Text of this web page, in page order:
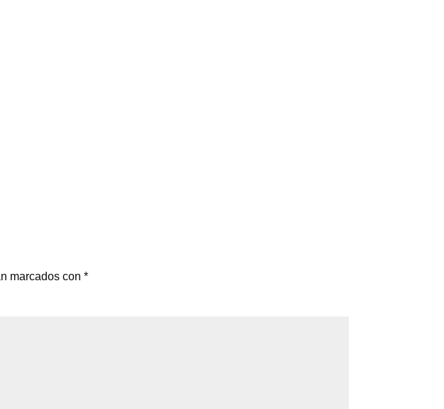
marcados con*